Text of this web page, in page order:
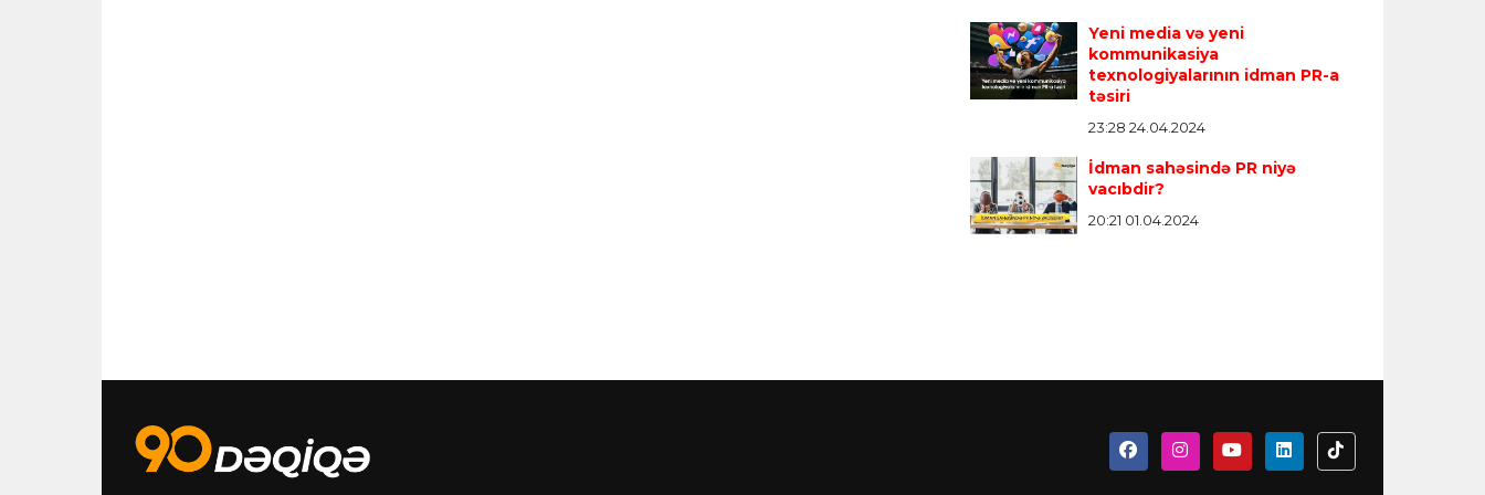
Yeni media və yeni
kommunikasiya
texnologiyalarının idman PR-a
təsiri
23:28 24.04.2024
İdman sahəsində PR niyə
vacıbdir?
20:21 01.04.2024